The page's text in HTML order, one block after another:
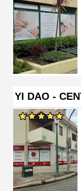
YI DAO -